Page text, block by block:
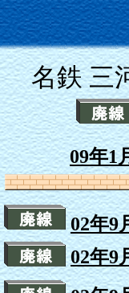
名鉄 三
09年1
02年9
02年9